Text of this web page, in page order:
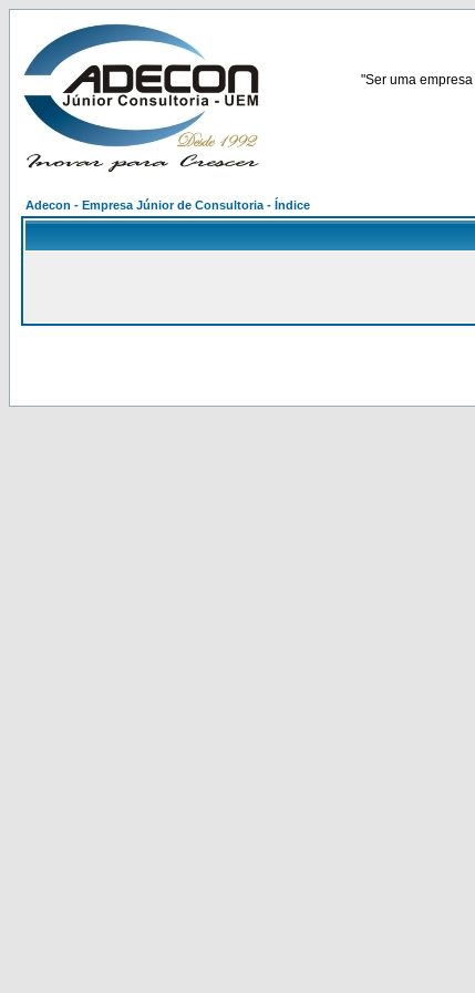
"Ser uma
Adecon - Empresa Júnior de Consultoria - Índice